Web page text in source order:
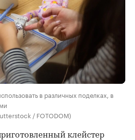
в различных поделках, в
/ FOTODOM)
клейстер